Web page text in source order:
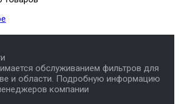
обслуживанием фильтров для
и области. Подробную информацию
компании